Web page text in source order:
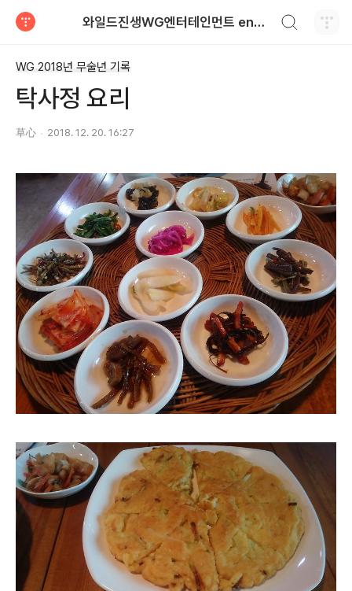
와일드진생WG엔터테인먼트 entertainment
WG 2018년 무술년 기록
탁사정 요리
草心 2018. 12. 20. 16:27